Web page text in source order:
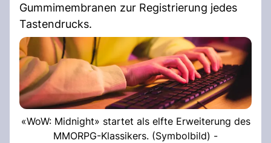
Gummimembranen zur Registrierung jedes
Tastendrucks.
«WoW: Midnight» startet als elfte Erweiterung des
MMORPG-Klassikers. (Symbolbild) -